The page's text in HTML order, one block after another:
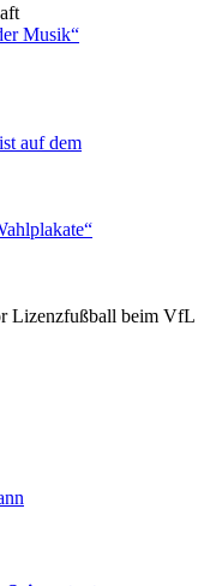
Musik“
auf dem
Lizenzfußball beim VfL